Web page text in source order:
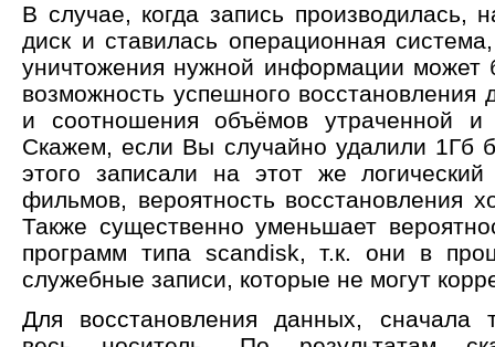
В случае, когда запись производилась,
диск и ставилась операционная
уничтожения нужной информации может
возможность успешного восстановления
и соотношения объёмов утраченной и
Скажем, если Вы случайно удалили 1Гб
этого записали на этот же
фильмов, вероятность восстановления
Также существенно уменьшает
программ типа scandisk, т.к. они в
служебные записи, которые не могут
Для восстановления данных, сначала